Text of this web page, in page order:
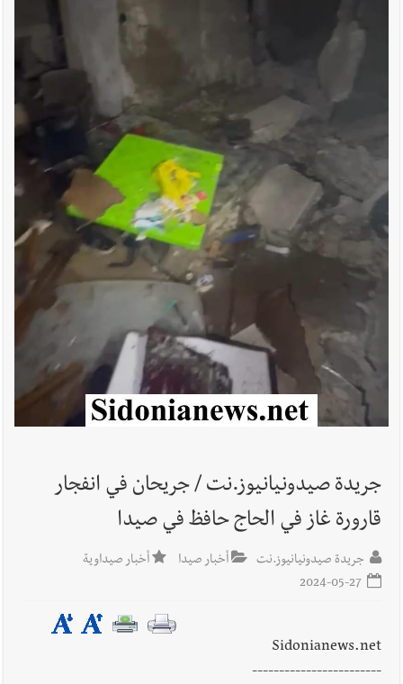
أخبار صيدا
بالصور : النائب أسامة سعد يسستقبل عامر معطي
وغسان دالي بلطه في الذكرى الرابعة والعشرين لغياب مصطفى
معروف سعد والنقيب في أمن الدولة أحمد حسين في زيارة تعارف
أخبار لبنان
مؤسسة مياه لبنان الجنوبي : جيش العدوالاسرائيلي
يستهدف فرق المؤسسة أثناء عملهم في عيتا الجبل
أخبار لبنان
بهية الحريري تقدم بإسم الرئيس سعد الحريري التعازي
بوفاة الراحل ميشال معلولي
أخبار لبنان
الجيش اللبناني : إصابة أحد العسكريين بجروح طفيفة
نتيجة استهداف إسرائيلي معادٍ لجرافة للجيش في بلدة المنصوري -
صور
أخبار لبنان مسيّرة أسرائيلية القت قنبلة صوتية باتجاه جرافة للجيش
اللبناني خلال عملها في المنصوري ومعلومات أولية عن اصابة أحد
المحروقات تحت شعار حماية البيئة والأولوية اليوم للتخفيف من
معاناة المواطنين
جريدة صيدونيانيوز.نت / جريحان في انفجار
قارورة غاز في الحاج حافظ في صيدا
جريدة صيدونيانيوز.نت أخبار صيدا
أخبار صيداوية
2024-05-27
Sidonianews.net
------------------------